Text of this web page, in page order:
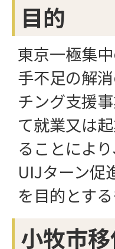
目的
東京一極集
手不足の解
チング支援
て就業又は
ることによ
UIJターン促
を目的とする
小牧市